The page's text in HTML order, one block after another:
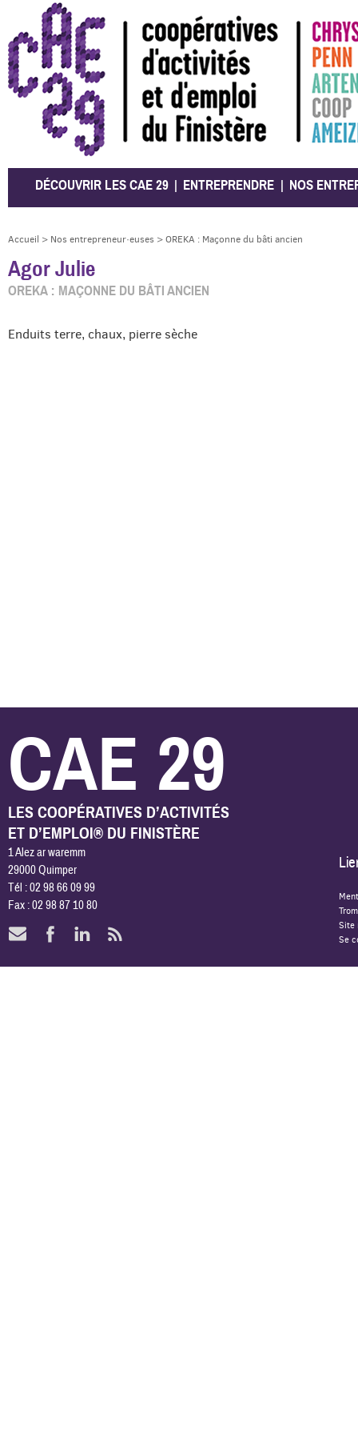
CAE 29
DÉCOUVRIR LES CAE 29 ENTREPRENDRE NOS
Accueil > Nos entrepreneur·euses > OREKA : Maçonne du bâti ancien
Agor Julie
OREKA : MAÇONNE DU BÂTI ANCIEN
Enduits terre, chaux, pierre sèche
CAE 29
LES COOPÉRATIVES D’ACTIVITÉS
ET D’EMPLOI® DU FINISTÈRE
1 Alez ar waremm
29000 Quimper
Tél : 02 98 66 09 99
Fax : 02 98 87 10 80
Site
Se